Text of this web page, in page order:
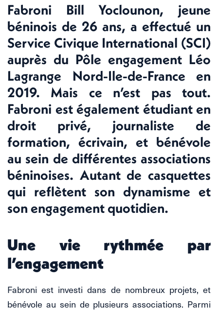
Fabroni Bill Yoclounon, jeune
béninois de 26 ans, a effectué un
Service Civique International (SCI)
auprès du Pôle engagement Léo
Lagrange Nord-Ile-de-France en
2019. Mais ce n’est pas tout.
Fabroni est également étudiant en
droit privé, journaliste de
formation, écrivain, et bénévole
au sein de différentes associations
béninoises. Autant de casquettes
qui reflètent son dynamisme et
son engagement quotidien.
Une vie rythmée par
l’engagement
Fabroni est investi dans de nombreux projets, et
bénévole au sein de plusieurs associations. Parmi